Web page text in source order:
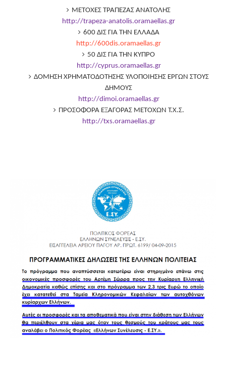
ΜΕΤΟΧΕΣ ΤΡΑΠΕΖΑΣ ΑΝΑΤΟΛΗΣ
http://trapeza-anatolis.oramaellas.gr
600 ΔΙΣ ΓΙΑ ΤΗΝ ΕΛΛΑΔΑ
http://600dis.oramaellas.gr
50 ΔΙΣ ΓΙΑ ΤΗΝ ΚΥΠΡΟ
http://cyprus.oramaellas.gr
ΔΟΜΗΣΗ ΧΡΗΜΑΤΟΔΟΤΗΣΗΣ ΥΛΟΠΟΙΗΣΗΣ ΕΡΓΩΝ ΣΤΟΥΣ
ΔΗΜΟΥΣ
http://dimoi.oramaellas.gr
ΠΡΟΣΟΦΟΡΑ ΕΞΑΓΟΡΑΣ ΜΕΤΟΧΩΝ Τ.Χ.Σ.
http://txs.oramaellas.gr